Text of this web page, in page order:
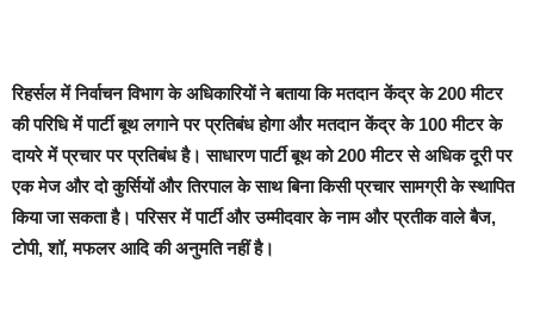
रिहर्सल में निर्वाचन विभाग के अधिकारियों ने बताया कि मतदान केंद्र के 200 मीटर
की परिधि में पार्टी बूथ लगाने पर प्रतिबंध होगा और मतदान केंद्र के 100 मीटर के
दायरे में प्रचार पर प्रतिबंध है। साधारण पार्टी बूथ को 200 मीटर से अधिक दूरी पर
एक मेज और दो कुर्सियों और तिरपाल के साथ बिना किसी प्रचार सामग्री के स्थापित
किया जा सकता है। परिसर में पार्टी और उम्मीदवार के नाम और प्रतीक वाले बैज,
टोपी, शॉ, मफलर आदि की अनुमति नहीं है।